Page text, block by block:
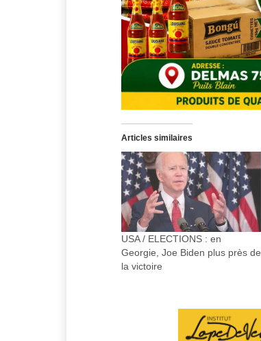
Articles similaires
USA / ELECTIONS : en
Georgie, Joe Biden plus près de
la victoire